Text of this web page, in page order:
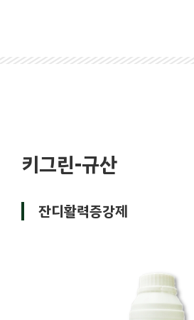
키그린-규산
잔디활력증강제